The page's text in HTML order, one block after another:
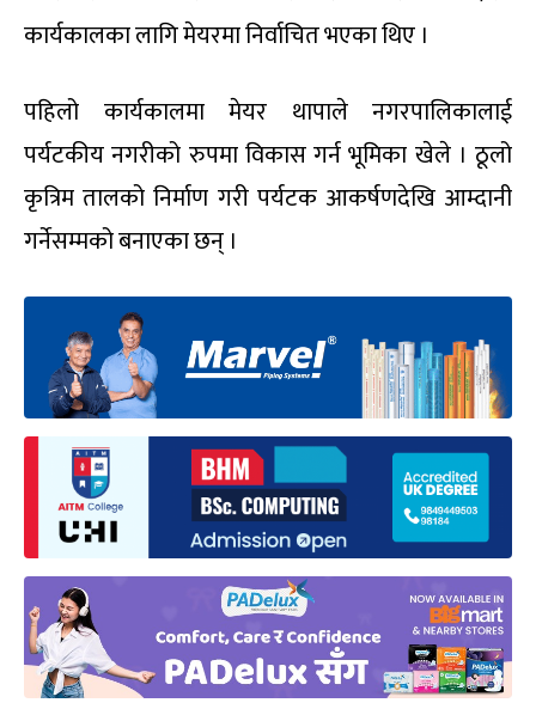
कार्यकालका लागि मेयरमा निर्वाचित भएका थिए ।
पहिलो कार्यकालमा मेयर थापाले नगरपालिकालाई
पर्यटकीय नगरीको रुपमा विकास गर्न भूमिका खेले । ठूलो
कृत्रिम तालको निर्माण गरी पर्यटक आकर्षणदेखि आम्दानी
गर्नेसम्मको बनाएका छन् ।